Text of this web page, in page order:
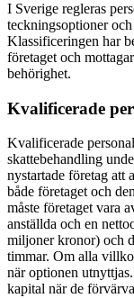
I Sverige regleras
teckningsoptioner
Klassificeringen har
företaget och
behörighet.
Kvalificerade
Kvalificerade
skattebehandling
nystartade företag att
både företaget och
måste företaget vara
anställda och en
miljoner kronor) och
timmar. Om alla
när optionen
kapital när de